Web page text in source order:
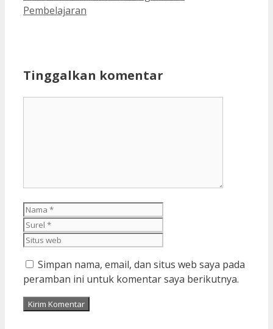
Pembelajaran
Tinggalkan komentar
Nama
Simpan nama, email, dan situs web saya pada
peramban ini untuk komentar saya berikutnya.